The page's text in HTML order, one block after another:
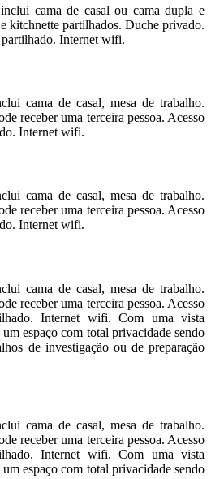
cama de casal ou cama dupla e
kitchnette partilhados. Duche privado.
partilhado. Internet wi­fi.
cama de casal, mesa de trabalho.
receber uma terceira pessoa. Acesso
Internet wi­fi.
cama de casal, mesa de trabalho.
receber uma terceira pessoa. Acesso
Internet wi­fi.
cama de casal, mesa de trabalho.
receber uma terceira pessoa. Acesso
Internet wi­fi. Com uma vista
espaço com total privacidade sendo
de investigação ou de preparação
cama de casal, mesa de trabalho.
receber uma terceira pessoa. Acesso
Internet wi­fi. Com uma vista
espaço com total privacidade sendo